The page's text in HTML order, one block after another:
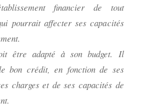
financier de tout
pourrait affecter ses capacités
être adapté à son budget. Il
bon crédit, en fonction de ses
charges et de ses capacités de